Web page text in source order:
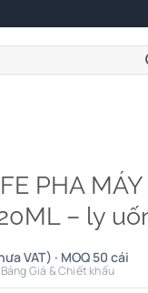
PHA
– ly
VAT) · MOQ 50 cái
Giá & Chiết khấu